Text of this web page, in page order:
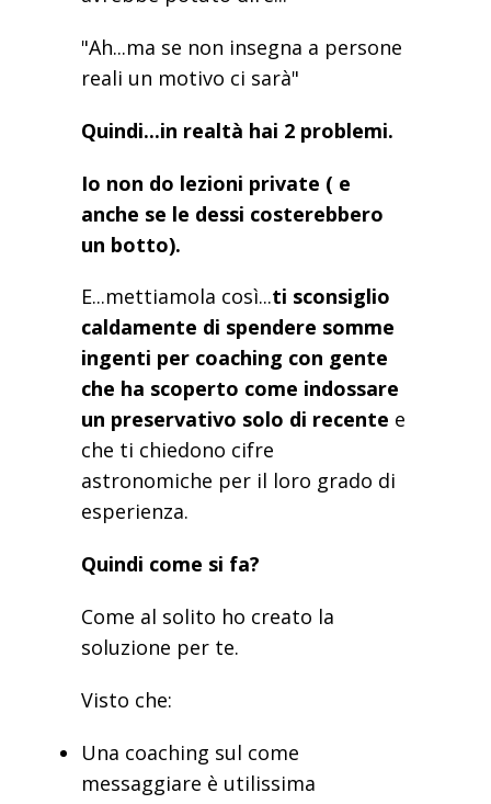
"Ah...ma se non insegna a persone
reali un motivo ci sarà"
Quindi...in realtà hai 2 problemi.
Io non do lezioni private ( e
anche se le dessi costerebbero
un botto).
E...mettiamola così...ti sconsiglio
caldamente di spendere somme
ingenti per coaching con gente
che ha scoperto come indossare
un preservativo solo di recente e
che ti chiedono cifre
astronomiche per il loro grado di
esperienza.
Quindi come si fa?
Come al solito ho creato la
soluzione per te.
Visto che:
Una coaching sul come
messaggiare è utilissima